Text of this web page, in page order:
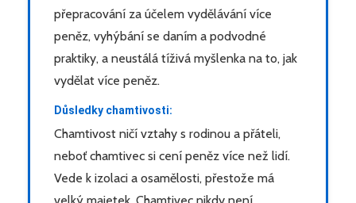
přepracování za účelem vydělávání více
peněz, vyhýbání se daním a podvodné
praktiky, a neustálá tíživá myšlenka na to, jak
vydělat více peněz.
Důsledky chamtivosti:
Chamtivost ničí vztahy s rodinou a přáteli,
neboť chamtivec si cení peněz více než lidí.
Vede k izolaci a osamělosti, přestože má